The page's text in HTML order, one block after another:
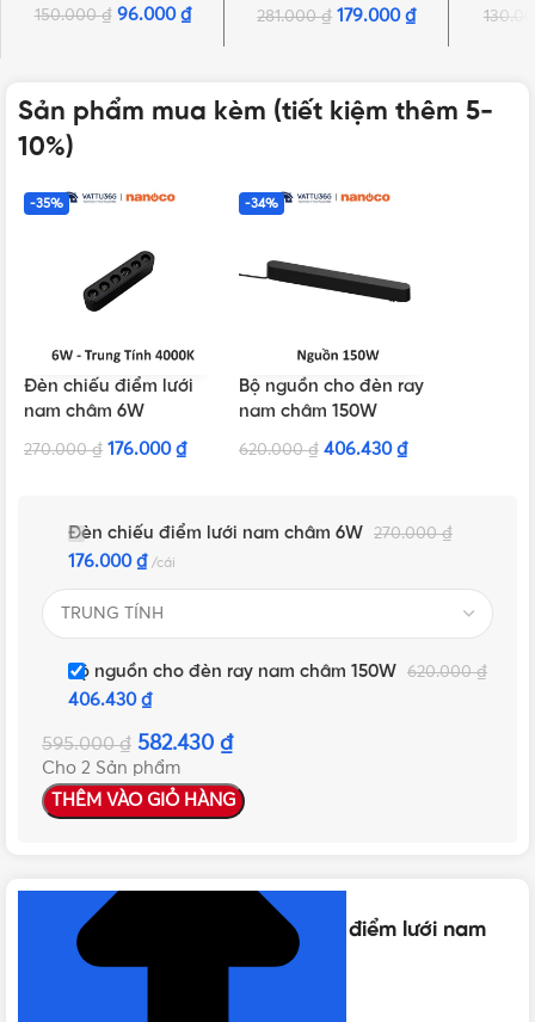
NED123
150.000₫ 96.000 ₫
NED243
281.000₫ 179.000₫
Sản phẩm mua kèm (tiết kiệm thêm 5-
10%)
-35%
Đèn chiếu điểm lưới
nam châm 6W
270.000₫ 176.000 ₫
-34%
Bộ nguồn cho đèn ray
nam châm 150W
620.000₫ 406.430 ₫
Đèn chiếu điểm lưới nam châm 6W 270.000₫
176.000 ₫ cái
Bộ nguồn cho đèn ray nam châm 150W 620.000₫
406.430 ₫
595.000₫ 582.430 ₫
Cho 2 Sản phẩm
THÊM VÀO GIỎ HÀNG
Thông số kỹ thuật của Đèn chiếu điểm lưới nam
châm 6W
NHẤN ĐỂ XEM TIẾP (THU GỌN)